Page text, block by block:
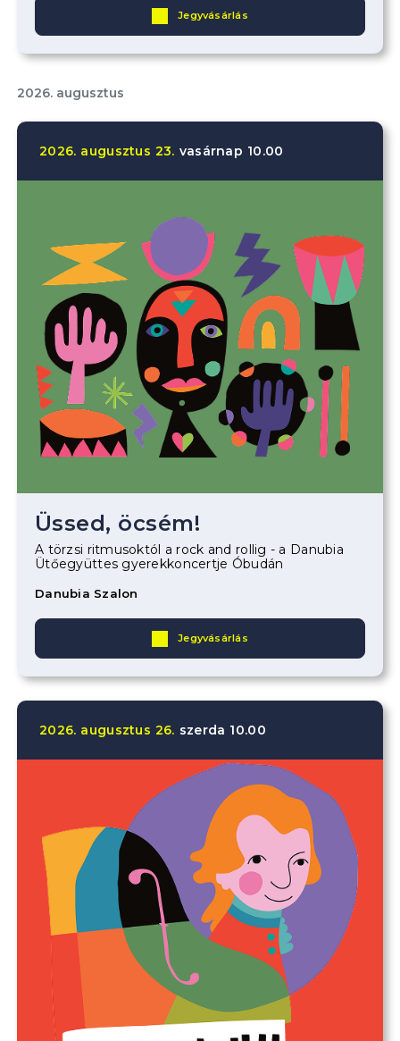
Jegyvásárlás
2026. augusztus
2026. augusztus 23. vasárnap 10.00
Üssed, öcsém!
A törzsi ritmusoktól a rock and rollig - a Danubia
Ütőegyüttes gyerekkoncertje Óbudán
Danubia Szalon
Jegyvásárlás
2026. augusztus 26. szerda 10.00